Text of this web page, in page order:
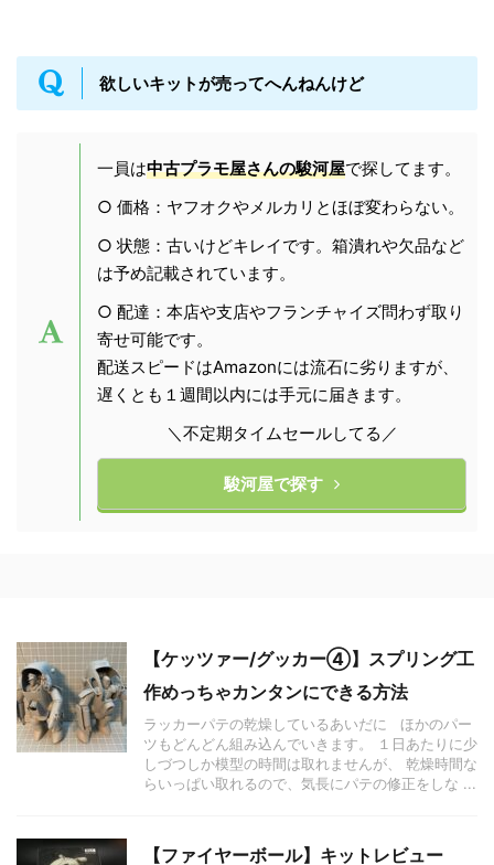
欲しいキットが売ってへんねんけど
一員は中古プラモ屋さんの駿河屋で探してます。
○ 価格：ヤフオクやメルカリとほぼ変わらない。
○ 状態：古いけどキレイです。箱潰れや欠品など
は予め記載されています。
○ 配達：本店や支店やフランチャイズ問わず取り
寄せ可能です。
配送スピードはAmazonには流石に劣りますが、
遅くとも１週間以内には手元に届きます。
＼不定期タイムセールしてる／
駿河屋で探す
【ケッツァー/グッカー④】スプリング工
作めっちゃカンタンにできる方法
ラッカーパテの乾燥しているあいだに ほかのパー
ツもどんどん組み込んでいきます。 １日あたりに少
しづつしか模型の時間は取れませんが、 乾燥時間な
らいっぱい取れるので、気長にパテの修正をしな ...
【ファイヤーボール】キットレビュー